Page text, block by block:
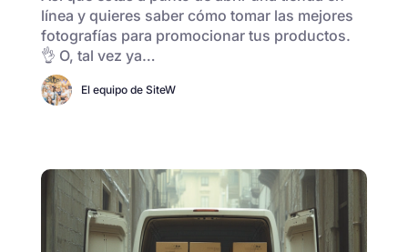
línea y quieres saber cómo tomar las mejores
fotografías para promocionar tus productos.
👌 O, tal vez ya…
El equipo de SiteW